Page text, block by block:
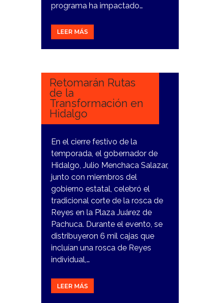
programa ha impactado…
LEER MÁS
8
Retomarán Rutas
de la
Transformación en
Hidalgo
En el cierre festivo de la
temporada, el gobernador de
Hidalgo, Julio Menchaca Salazar,
junto con miembros del
gobierno estatal, celebró el
tradicional corte de la rosca de
Reyes en la Plaza Juárez de
Pachuca. Durante el evento, se
distribuyeron 6 mil cajas que
incluían una rosca de Reyes
individual,…
LEER MÁS